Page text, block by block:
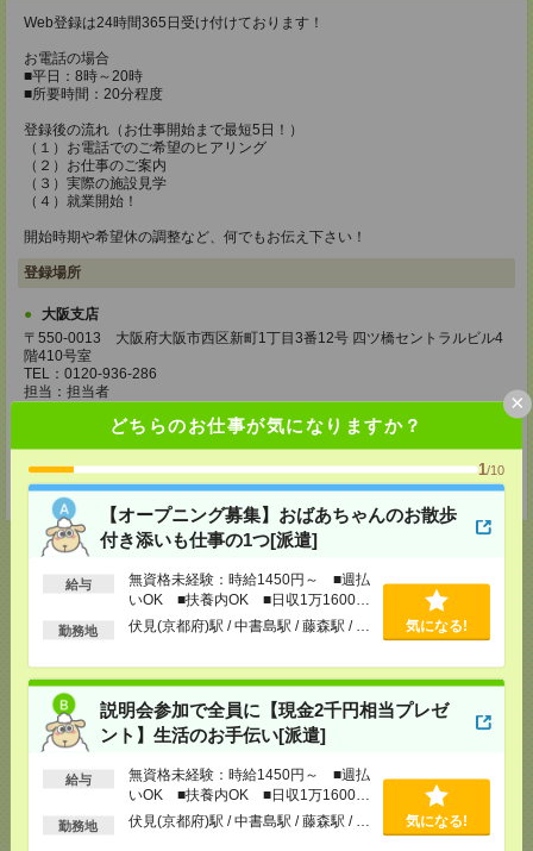
どちらのお仕事が気になりますか？
1/10
【オープニング募集】おばあちゃんのお散歩
付き添いも仕事の1つ[派遣]
給与
無資格未経験：時給1450円～ ■週払
いOK ■扶養内OK ■日収1万1600円
以上
勤務地 伏見(京都府)駅 / 中書島駅 / 藤森駅 / … 気になる!
説明会参加で全員に【現金2千円相当プレゼ
ント】生活のお手伝い[派遣]
給与
無資格未経験：時給1450円～ ■週払
いOK ■扶養内OK ■日収1万1600円
以上
勤務地 伏見(京都府)駅 / 中書島駅 / 藤森駅 / … 気になる!
×
Web登録は24時間365日受け付けております！
お電話の場合
■平日：8時～20時
■所要時間：20分程度
登録後の流れ（お仕事開始まで最短5日！）
（１）お電話でのご希望のヒアリング
（２）お仕事のご案内
（３）実際の施設見学
（４）就業開始！
開始時期や希望休の調整など、何でもお伝え下さい！
登録場所
大阪支店
〒550-0013 大阪府大阪市西区新町1丁目3番12号 四ツ橋セントラルビル4
階410号室
TEL：0120-936-286
担当：担当者
〒101-0034 東京都千代田区神田東紺屋町２８－１ VORT神田2 7F
TEL：0120-936-286
担当：担当者
応募ページへ
気になる！ 電話応募
メールで送る LINEで送る